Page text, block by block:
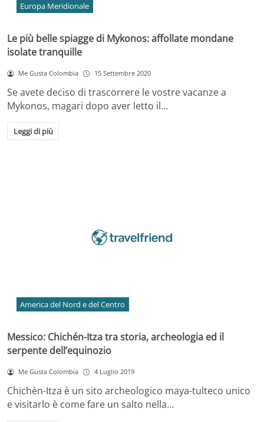
Europa Meridionale
Le più belle spiagge di Mykonos: affollate mondane
isolate tranquille
Me Gusta Colombia 15 Settembre 2020
Se avete deciso di trascorrere le vostre vacanze a
Mykonos, magari dopo aver letto il…
Leggi di più
America del Nord e del Centro
Messico: Chichén-Itza tra storia, archeologia ed il
serpente dell’equinozio
Me Gusta Colombia 4 Luglio 2019
Chichèn-Itza è un sito archeologico maya-tulteco unico
e visitarlo è come fare un salto nella…